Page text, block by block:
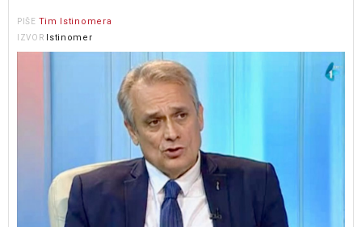
PIŠE Tim Istinomera
IZVOR Istinomer